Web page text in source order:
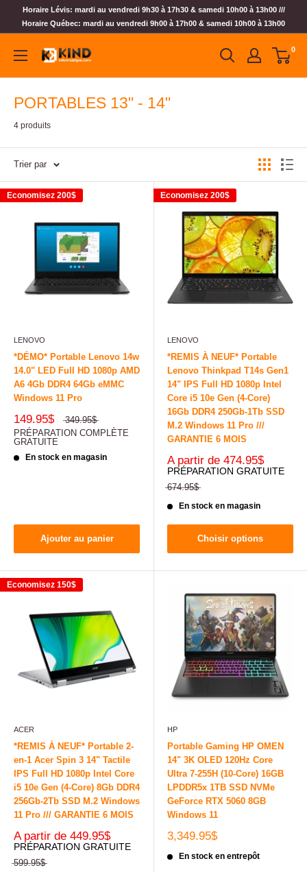
Horaire Lévis: mardi au vendredi 9h30 à 17h30 & samedi 10h00 à 13h00 ///
Horaire Québec: mardi au vendredi 9h00 à 17h00 & samedi 10h00 à 13h00
0
PORTABLES 13" - 14"
4 produits
Trier par
Economisez 200$
LENOVO
*DÉMO* Portable Lenovo 14w
14.0" LED Full HD 1080p AMD
A6 4Gb DDR4 64Gb eMMC
Windows 11 Pro
149.95$
349.95$
PRÉPARATION COMPLÈTE
GRATUITE
En stock en magasin
Ajouter au panier
Economisez 200$
LENOVO
*REMIS À NEUF* Portable
Lenovo Thinkpad T14s Gen1
14" IPS Full HD 1080p Intel
Core i5 10e Gen (4-Core)
16Gb DDR4 250Gb-1Tb SSD
M.2 Windows 11 Pro ///
GARANTIE 6 MOIS
A partir de 474.95$
PRÉPARATION GRATUITE
674.95$
En stock en magasin
Choisir options
Economisez 150$
ACER
*REMIS À NEUF* Portable 2-
en-1 Acer Spin 3 14" Tactile
IPS Full HD 1080p Intel Core
i5 10e Gen (4-Core) 8Gb DDR4
256Gb-2Tb SSD M.2 Windows
11 Pro /// GARANTIE 6 MOIS
A partir de 449.95$
PRÉPARATION GRATUITE
599.95$
HP
Portable Gaming HP OMEN
14" 3K OLED 120Hz Core
Ultra 7-255H (10-Core) 16GB
LPDDR5x 1TB SSD NVMe
GeForce RTX 5060 8GB
Windows 11
3,349.95$
En stock en entrepôt